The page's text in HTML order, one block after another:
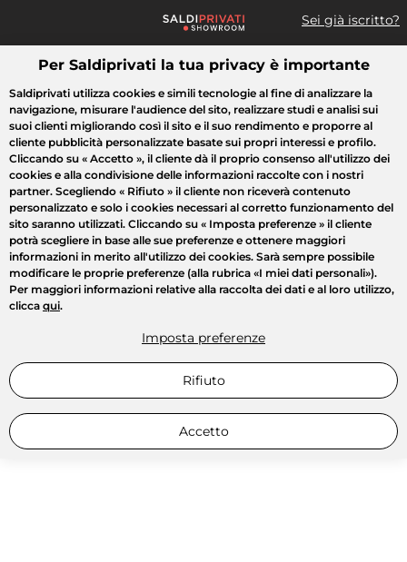
Sei già iscritto?
Cosa cerchi?
Tutte le vendite Moda Casa Bellezza Elettrodomestici
Per Saldiprivati la tua privacy è importante
Saldiprivati utilizza cookies e simili tecnologie al fine di analizzare la
navigazione, misurare l'audience del sito, realizzare studi e analisi sui
suoi clienti migliorando così il sito e il suo rendimento e proporre al
cliente pubblicità personalizzate basate sui propri interessi e profilo.
Cliccando su « Accetto », il cliente dà il proprio consenso all'utilizzo dei
cookies e alla condivisione delle informazioni raccolte con i nostri
partner. Scegliendo « Rifiuto » il cliente non riceverà contenuto
personalizzato e solo i cookies necessari al corretto funzionamento del
sito saranno utilizzati. Cliccando su « Imposta preferenze » il cliente
potrà scegliere in base alle sue preferenze e ottenere maggiori
informazioni in merito all'utilizzo dei cookies. Sarà sempre possibile
modificare le proprie preferenze (alla rubrica «I miei dati personali»).
Per maggiori informazioni relative alla raccolta dei dati e al loro utilizzo,
clicca qui.
Imposta preferenze
Rifiuto
Accetto